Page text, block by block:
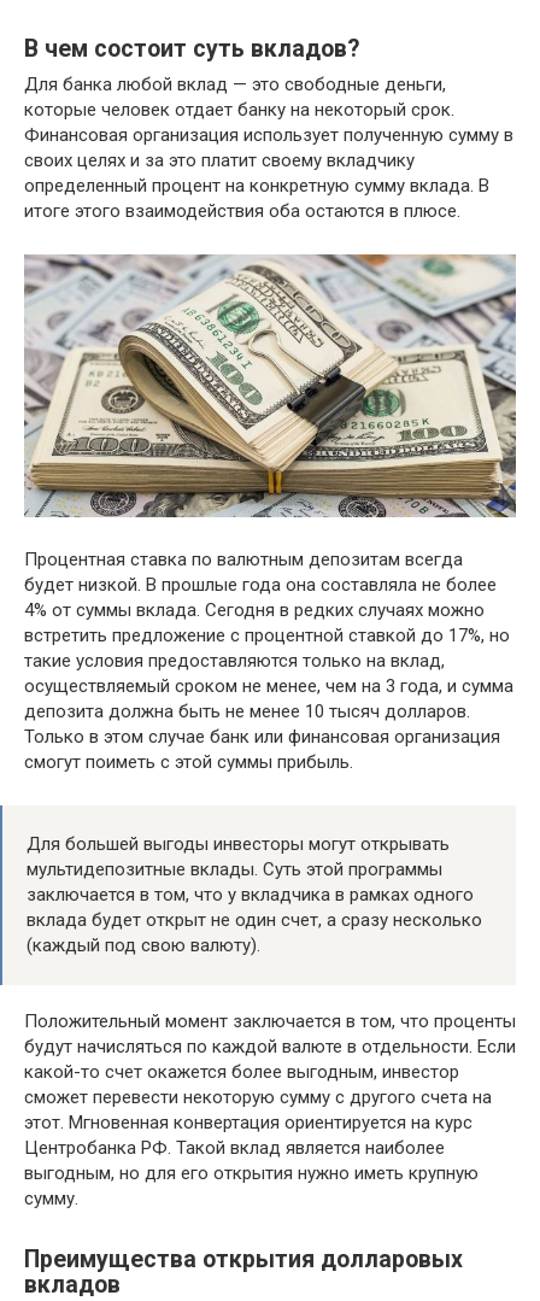
В чем состоит суть вкладов?
Для банка любой вклад — это свободные деньги,
которые человек отдает банку на некоторый срок.
Финансовая организация использует полученную сумму в
своих целях и за это платит своему вкладчику
определенный процент на конкретную сумму вклада. В
итоге этого взаимодействия оба остаются в плюсе.
Процентная ставка по валютным депозитам всегда
будет низкой. В прошлые года она составляла не более
4% от суммы вклада. Сегодня в редких случаях можно
встретить предложение с процентной ставкой до 17%, но
такие условия предоставляются только на вклад,
осуществляемый сроком не менее, чем на 3 года, и сумма
депозита должна быть не менее 10 тысяч долларов.
Только в этом случае банк или финансовая организация
смогут поиметь с этой суммы прибыль.
Для большей выгоды инвесторы могут открывать
мультидепозитные вклады. Суть этой программы
заключается в том, что у вкладчика в рамках одного
вклада будет открыт не один счет, а сразу несколько
(каждый под свою валюту).
Положительный момент заключается в том, что проценты
будут начисляться по каждой валюте в отдельности. Если
какой-то счет окажется более выгодным, инвестор
сможет перевести некоторую сумму с другого счета на
этот. Мгновенная конвертация ориентируется на курс
Центробанка РФ. Такой вклад является наиболее
выгодным, но для его открытия нужно иметь крупную
сумму.
Преимущества открытия долларовых
вкладов